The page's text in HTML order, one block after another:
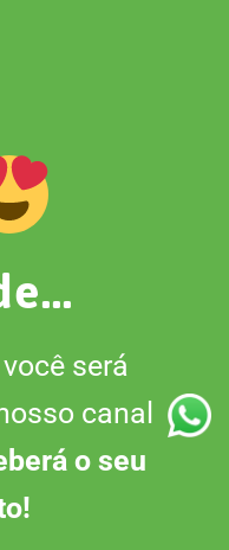
você será
canal
o seu